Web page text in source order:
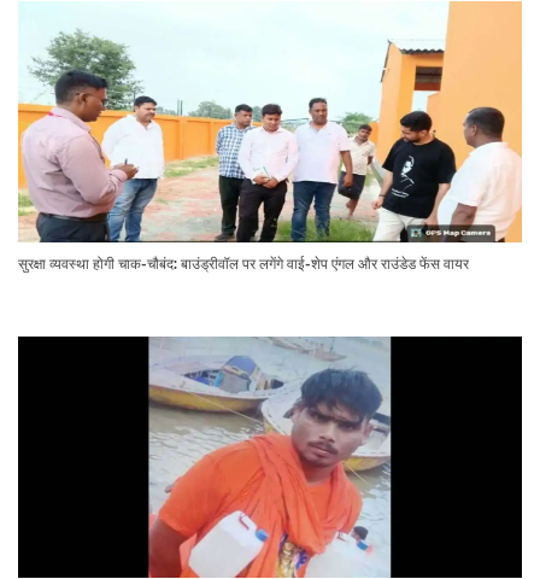
सुरक्षा व्यवस्था होगी चाक-चौबंद: बाउंड्रीवॉल पर लगेंगे वाई-शेप एंगल और राउंडेड फेंस वायर